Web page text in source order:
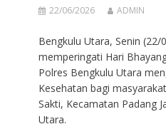
22/06/2026 ADMIN
Bengkulu Utara, Senin
memperingati Hari
Polres Bengkulu Utara
Kesehatan bagi
Sakti, Kecamatan Padang
Utara.